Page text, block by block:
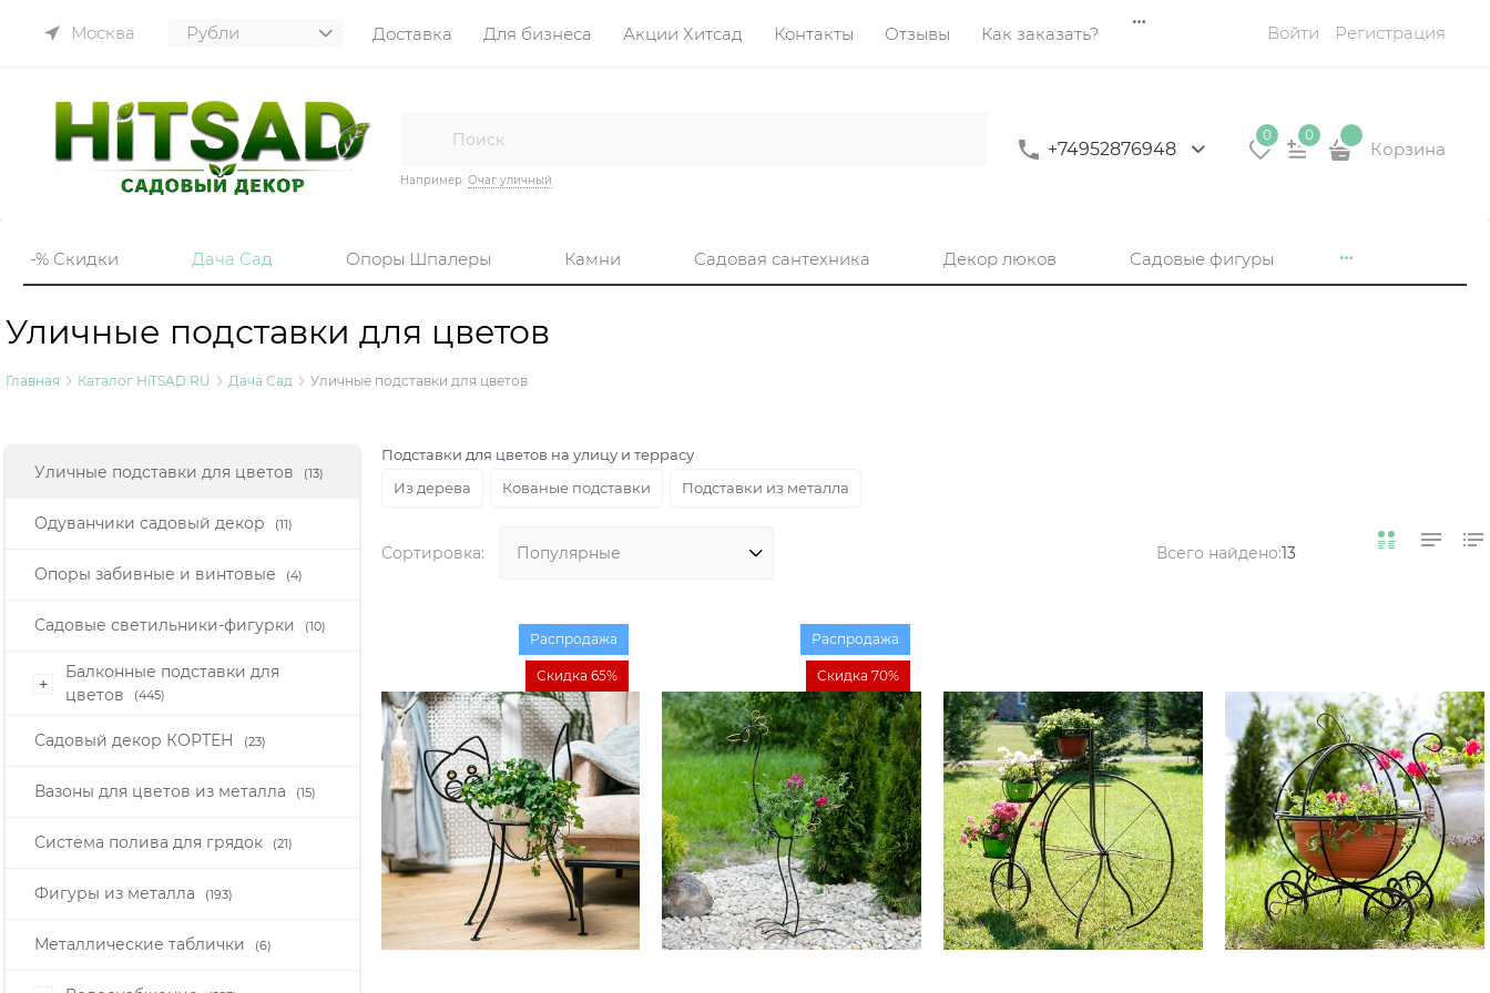
Москва Доставка Для бизнеса Акции Хитсад Контакты Отзывы Как заказать? Войти Регистрация
Например: Очаг уличный
+74952876948
0 0
Корзина
-% Скидки Дача Сад Опоры Шпалеры Камни Садовая сантехника Декор люков Садовые фигуры
Уличные подставки для цветов
Главная Каталог HiTSAD.RU Дача Сад Уличные подставки для цветов
Уличные подставки для цветов (13)
Одуванчики садовый декор (11)
Опоры забивные и винтовые (4)
Садовые светильники-фигурки (10)
+
Балконные подставки для
цветов
(445)
Садовый декор КОРТЕН (23)
Вазоны для цветов из металла (15)
Система полива для грядок (21)
Фигуры из металла (193)
Металлические таблички (6)
Подставки для цветов на улицу и террасу
Из дерева
Кованые подставки Подставки из металла
Сортировка: Всего найдено:13
Распродажа
Скидка 65%
Распродажа
Скидка 70%